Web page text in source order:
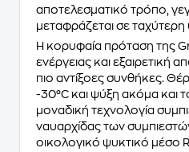
αποτελεσματικό τρόπο,
μεταφράζεται σε ταχύτερη
Η κορυφαία πρόταση της
ενέργειας και εξαιρετική
πιο αντίξοες συνθήκες.
-30°C και ψύξη ακόμα και
μοναδική τεχνολογία
ναυαρχίδας των
οικολογικό ψυκτικό µέσο